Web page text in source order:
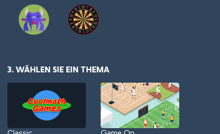
3. WÄHLEN SIE EIN THEMA